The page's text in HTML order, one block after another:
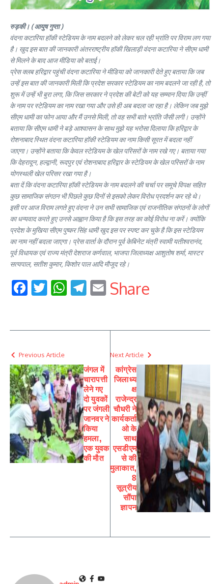
रुड़की। ( आयुष गुप्ता )
वंदना कटारिया हॉकी स्टेडियम के नाम बदलने को लेकर चल रही भ्रांति पर विराम लग गया
है। खुद इस बात की जानकारी अंतरराष्ट्रीय हॉकी खिलाड़ी वंदना कटारिया ने सीएम धामी
से मिलने के बाद आज मीडिया को बताई।
प्रेस क्लब हरिद्वार पहुंची वंदना कटारिया ने मीडिया को जानकारी देते हुए बताया कि जब
उन्हें इस बात की जानकारी मिली कि प्रदेश सरकार स्टेडियम का नाम बदलने जा रही है, तो
शुरू में उन्हें भी बुरा लगा, कि जिस सरकार ने प्रदेश की बेटी को यह सम्मान दिया कि उन्हीं
के नाम पर स्टेडियम का नाम रखा गया और उसे ही अब बदला जा रहा है। लेकिन जब मुझे
सीएम धामी का फोन आया और मैं उनसे मिली, तो वह सभी बाते भ्रांति जैसी लगी। उन्होंने
बताया कि सीएम धामी ने बड़े आश्वासन के साथ मुझे यह भरोसा दिलाया कि हरिद्वार के
रोशनाबाद स्थित वंदना कटारिया हॉकी स्टेडियम का नाम किसी सूरत में बदला नहीं
जाएगा। उन्होंने बताया कि केवल स्टेडियम के खेल परिसरों के नाम रखे गए। बताया गया
कि देहरादून, हल्द्वानी, रूदपुर एवं रोशनाबाद हरिद्वार के स्टेडियम के खेल परिसरों के नाम
योगस्थली खेल परिसर रखा गया है।
बता दें कि वंदना कटारिया हॉकी स्टेडियम के नाम बदलने की चर्चा पर समूचे विपक्ष सहित
कुछ सामाजिक संगठन भी पिछले कुछ दिनों से इसको लेकर विरोध प्रदर्शन कर रहे थे।
इसी पर आज विराम लगते हुए वंदना ने उन सभी सामाजिक एवं राजनीतिक संगठनों के लोगों
का धन्यवाद करते हुए उनसे आह्वान किया है कि इस तरह का कोई विरोध ना करें। क्योंकि
प्रदेश के मुखिया सीएम पुष्कर सिंह धामी खुद इस पर स्पष्ट कर चुके है कि इस स्टेडियम
का नाम नहीं बदला जाएगा। प्रेस वार्ता के दौरान पूर्व केबिनेट मंत्री स्वामी यतीश्वरानंद,
पूर्व विधायक एवं राज्य मंत्री देशराज कर्णवाल, भाजपा जिलाध्यक्ष आशुतोष शर्मा, मास्टर
सत्यपाल, सतीश कुमार, किशोर पाल आदि मौजूद रहे।
Facebook
Twitter
WhatsApp
Telegram
Email
Share
Previous Article
जंगल में
चारापत्ती
लेने गए
दो युवकों
पर जंगली
जानवर ने
किया
हमला,
एक युवक
की मौत
Next Article
कांग्रेस
जिलाध्य
क्ष
राजेन्द्र
चौधरी ने
कार्यकर्ता
ओ के
साथ
एसडीएम
से की
मुलाकात,
8
सूत्रीय
सौंपा
ज्ञापन